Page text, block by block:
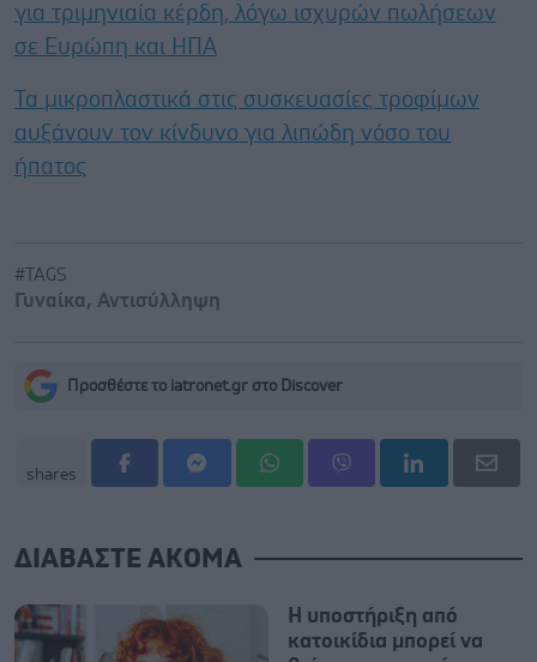
για τριμηνιαία κέρδη, λόγω ισχυρών πωλήσεων
σε Ευρώπη και ΗΠΑ
Τα μικροπλαστικά στις συσκευασίες τροφίμων
αυξάνουν τον κίνδυνο για λιπώδη νόσο του
ήπατος
#TAGS
Γυναίκα, Αντισύλληψη
Προσθέστε το iatronet.gr στο Discover
shares
ΔΙΑΒΑΣΤΕ ΑΚΟΜΑ
Η υποστήριξη από
κατοικίδια μπορεί να